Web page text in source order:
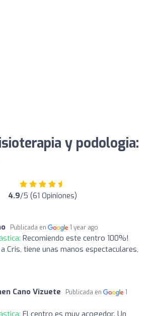
y podologia:
4.9/5 (61 Opiniones)
Publicada en 1 year ago
Recomiendo este centro 100%!
Cris, tiene unas manos espectaculares,
Cano Vizuete Publicada en
1
El centro es muy acogedor. Un